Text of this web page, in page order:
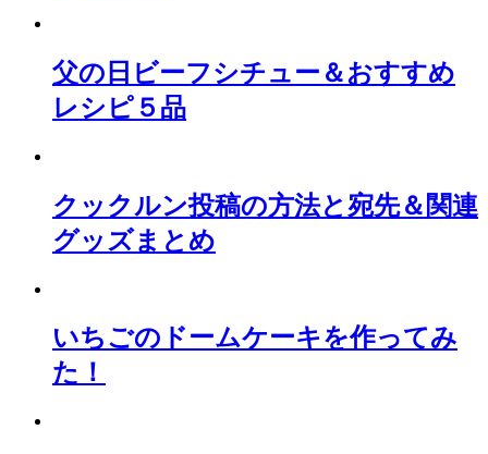
父の日ビーフシチュー＆おすすめ
レシピ５品
クックルン投稿の方法と宛先＆関連
グッズまとめ
いちごのドームケーキを作ってみ
た！